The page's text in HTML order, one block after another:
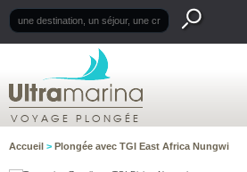
VOYAGE PLONGÉE
Accueil > Plongée avec TGI East Africa Nungwi